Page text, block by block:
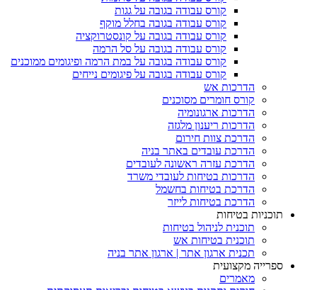
קורס עבודה בגובה על גגות
קורס עבודה בגובה בחלל מוקף
קורס עבודה בגובה על קונסטרוקציה
קורס עבודה בגובה על סל הרמה
קורס עבודה בגובה על במת הרמה ופיגומים ממוכנים
קורס עבודה בגובה על פיגומים נייחים
הדרכות אש
קורס חומרים מסוכנים
הדרכות ארגונומיה
הדרכות ריענון מלגזה
הדרכת צוות חירום
הדרכת עובדים באתר בניה
הדרכת עזרה ראשונה לעובדים
הדרכות בטיחות לעובדי משרד
הדרכת בטיחות בחשמל
הדרכת בטיחות לייזר
תוכניות בטיחות
תוכנית לניהול בטיחות
תוכנית בטיחות אש
תכנית ארגון אתר | ארגון אתר בניה
ספרייה מקצועית
מאמרים